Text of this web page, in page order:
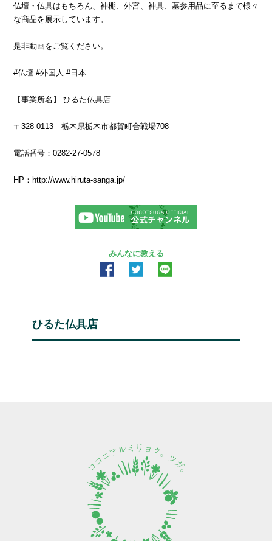
仏壇・仏具はもちろん、神棚、外宮、神具、墓参用品に至るまで様々
な商品を展示しています。
是非動画をご覧ください。
#仏壇 #外国人 #日本
【事業所名】 ひるた仏具店
〒328-0113 栃木県栃木市都賀町合戦場708
電話番号：0282-27-0578
HP： http://www.hiruta-sanga.jp/
みんなに教える
ひるた仏具店